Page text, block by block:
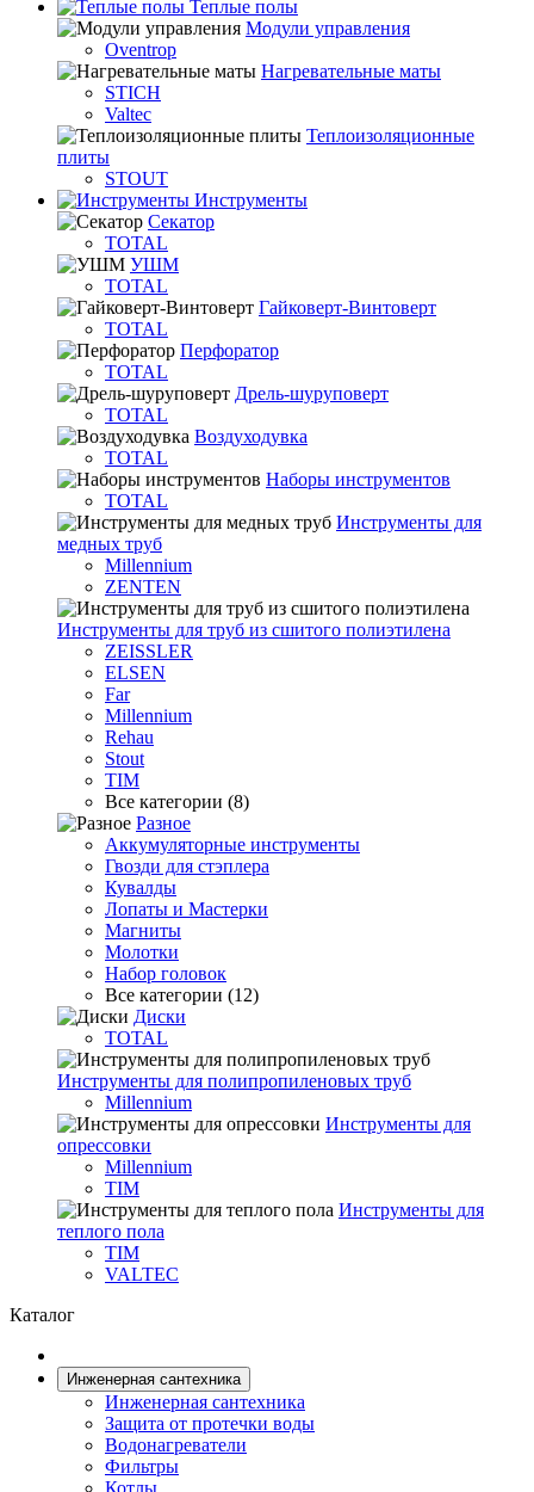
Теплые полы
Модули управления
Oventrop
Нагревательные маты
STICH
Valtec
Теплоизоляционные
плиты
STOUT
Инструменты
Секатор
TOTAL
УШМ
TOTAL
Гайковерт-Винтоверт
TOTAL
Перфоратор
TOTAL
Дрель-шуруповерт
TOTAL
Воздуходувка
TOTAL
Наборы инструментов
TOTAL
Инструменты для
медных труб
Millennium
ZENTEN
Инструменты для труб из сшитого полиэтилена
ZEISSLER
ELSEN
Far
Millennium
Rehau
Stout
TIM
Все категории (8)
Разное
Аккумуляторные инструменты
Гвозди для стэплера
Кувалды
Лопаты и Мастерки
Магниты
Молотки
Набор головок
Все категории (12)
Диски
TOTAL
Инструменты для полипропиленовых труб
Millennium
Инструменты для
опрессовки
Millennium
TIM
Инструменты для
теплого пола
TIM
VALTEC
Каталог
Инженерная сантехника
Инженерная сантехника
Защита от протечки воды
Водонагреватели
Фильтры
Котлы